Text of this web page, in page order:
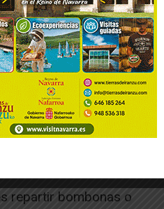
sabemos que
en el lugar que se
sus hechos.
él, para explicar que
Tudela de manera
es todo animal de galaxia
no tienen nombre para
repartir bombonas o